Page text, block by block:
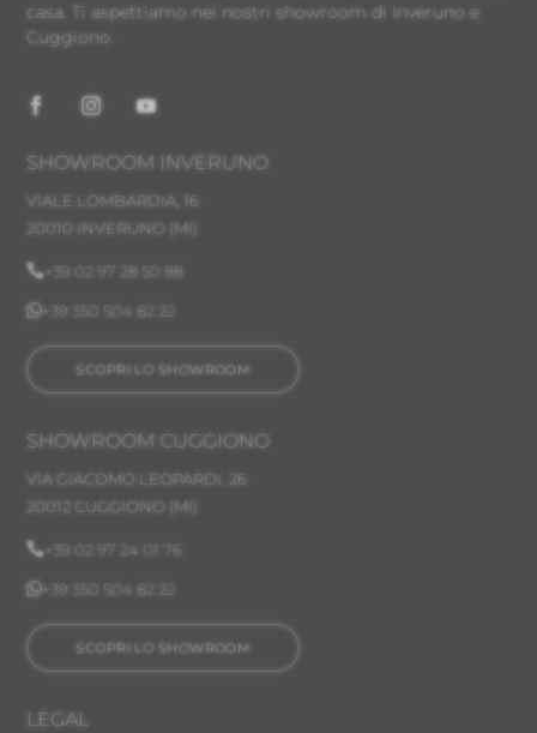
casa. Ti aspettiamo nei nostri showroom di Inveruno e
Cuggiono.
SHOWROOM INVERUNO
VIALE LOMBARDIA, 16
20010 INVERUNO (MI)
+39 02 97 28 50 88
+39 350 504 82 22
SCOPRI LO SHOWROOM
SHOWROOM CUGGIONO
VIA GIACOMO LEOPARDI, 26
20012 CUGGIONO (MI)
+39 02 97 24 01 76
+39 350 504 82 22
SCOPRI LO SHOWROOM
LEGAL